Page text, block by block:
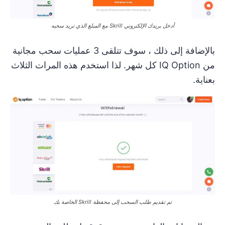
أدخل بريدك الإلكتروني Skrill مع المبلغ الذي تريد سحبه
بالإضافة إلى ذلك ، سوف تتلقى 3 عمليات سحب مجانية
من IQ Option كل شهر. لذا استخدم هذه المرات الثلاث
بعناية.
تم تقديم طلب السحب إلى محفظة Skrill الخاصة بك